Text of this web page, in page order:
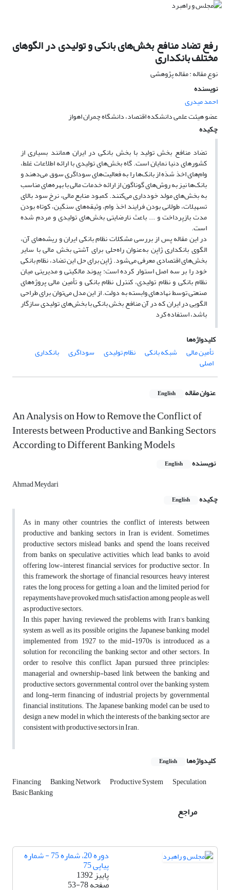
رفع تضاد منافع بخش‌های بانکی و تولیدی در الگوهای
مختلف بانکداری
نوع مقاله : مقاله پژوهشی
نویسنده
احمد میدری
عضو هیئت علمی دانشکده اقتصاد، دانشگاه چمران اهواز
چکیده
تضاد منافع بخش تولید با بخش بانکی در ایران همانند بسیاری از
کشورهای دنیا نمایان است. گاه بخش‌های تولیدی با ارائه اطلاعات غلط،
وام‌های اخذ شذه از بانک‌ها را به فعالیت‌های سوداگری سوق می‌دهند و
بانک‌ها نیز به روش‌های گوناگون از ارائه خدمات مالی با بهره‌های مناسب
به بخش‌های مولد خودداری می‌کنند. کمبود منابع مالی، نرخ سود بالای
تسهیلات، طولانی بودن فرایند اخذ وام، وثیقه‌های سنگین، کوتاه بودن
مدت بازپرداخت و ... باعث نارضایتی بخش‌های تولیدی و مردم شده
است.
در این مقاله پس از بررسی مشکلات نظام بانکی ایران و ریشه‌های آن،
الگوی بانکداری ژاپن به‌عنوان راه‌حلی برای آشتی بخش مالی با سایر
بخش‌های اقتصادی معرفی می‌شود. ژاپن برای حل این تضاد، نظام بانکی
خود را بر سه اصل استوار کرده است: پیوند مالکیتی و مدیریتی میان
نظام بانکی و نظام تولیدی، کنترل نظام بانکی و تأمین مالی پروژه‌های
صنعتی توسط نهادهای وابسته به دولت. از این مدل می‌توان برای طراحی
الگویی در ایران که در آن منافع بخش بانکی با بخش‌های تولیدی سازگار
باشد، استفاده کرد
کلیدواژه‌ها
تأمین مالی
شبکه بانکی نظام تولیدی سوداگری بانکداری
اصلی
عنوان مقاله English
An Analysis on How to Remove the Conflict of
Interests between Productive and Banking Sectors
According to Different Banking Models
نویسنده English
Ahmad Meydari
چکیده
English
As in many other countries, the conflict of interests between
productive and banking sectors in Iran is evident. Sometimes,
productive sectors mislead banks, and spend the loans received
from banks on speculative activities, which lead banks to avoid
offering low-interest financial services for productive sector. In
this, framework, the shortage of financial resources, heavy interest
rates, the long process for getting a loan, and the limited period for
repayments have provoked much satisfaction among people as well
as productive sectors.
In this paper, having reviewed the problems with Iran's banking
system as well as its possible origins, the Japanese banking model
implemented from 1927 to the mid-1970s is introduced as a
solution for reconciling the banking sector and other sectors. In
order to resolve this conflict, Japan pursued three principles:
managerial and ownership-based link between the banking and
productive sectors, governmental control over the banking system,
and long-term financing of industrial projects by governmental
financial institutions. The Japanese banking model can be used to
design a new model in which the interests of the banking sector are
consistent with productive sectors in Iran.
کلیدواژه‌ها English
Financing Banking Network Productive System Speculation
Basic Banking
مراجع
دوره 20، شماره 75 - شماره
پیاپی 75
پاییز 1392
صفحه53-78